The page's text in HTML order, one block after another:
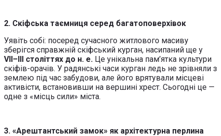
2. Скіфська таємниця серед багатоповерхівок
Уявіть собі: посеред сучасного житлового масиву
зберігся справжній скіфський курган, насипаний ще у
VII–III століттях до н. е. Це унікальна пам’ятка культури
скіфів-орачів. У радянські часи курган ледь не зрівняли з
землею під час забудови, але його врятували місцеві
активісти, встановивши на вершині хрест. Сьогодні це —
одне з «місць сили» міста.
3. «Арештантський замок» як архітектурна перлина